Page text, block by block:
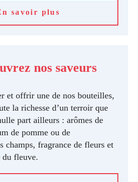
savoir plus
nos saveurs
et offrir une de nos bouteilles,
la richesse d’un terroir que
part ailleurs : arômes de
de pomme ou de
champs, fragrance de fleurs et
fleuve.